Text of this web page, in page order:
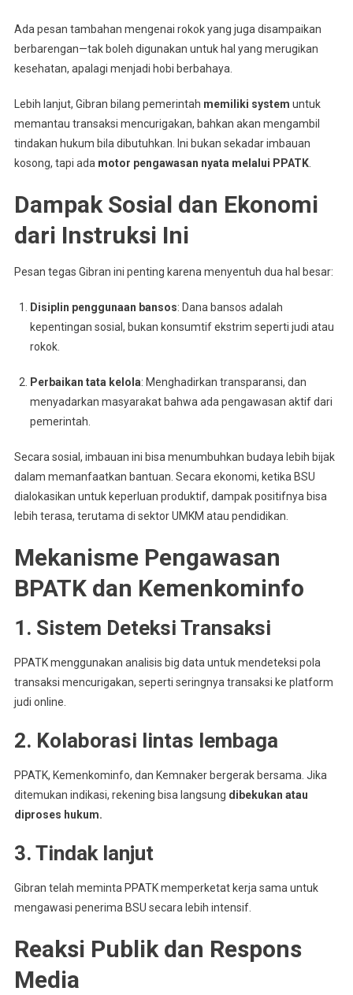
Ada pesan tambahan mengenai rokok yang juga disampaikan
berbarengan—tak boleh digunakan untuk hal yang merugikan
kesehatan, apalagi menjadi hobi berbahaya.
Lebih lanjut, Gibran bilang pemerintah memiliki system untuk
memantau transaksi mencurigakan, bahkan akan mengambil
tindakan hukum bila dibutuhkan
Ini bukan sekadar imbauan
kosong, tapi ada motor pengawasan nyata melalui PPATK.
Dampak Sosial dan Ekonomi
dari Instruksi Ini
Pesan tegas Gibran ini penting karena menyentuh dua hal besar:
Disiplin penggunaan bansos: Dana bansos adalah
kepentingan sosial, bukan konsumtif ekstrim seperti judi atau
rokok.
Perbaikan tata kelola: Menghadirkan transparansi, dan
menyadarkan masyarakat bahwa ada pengawasan aktif dari
pemerintah.
Secara sosial, imbauan ini bisa menumbuhkan budaya lebih bijak
dalam memanfaatkan bantuan. Secara ekonomi, ketika BSU
dialokasikan untuk keperluan produktif, dampak positifnya bisa
lebih terasa, terutama di sektor UMKM atau pendidikan.
Mekanisme Pengawasan
BPATK dan Kemenkominfo
1. Sistem Deteksi Transaksi
PPATK menggunakan analisis big data untuk mendeteksi pola
transaksi mencurigakan, seperti seringnya transaksi ke platform
judi online.
2. Kolaborasi lintas lembaga
PPATK, Kemenkominfo, dan Kemnaker bergerak bersama. Jika
ditemukan indikasi, rekening bisa langsung dibekukan atau
diproses hukum.
3. Tindak lanjut
Gibran telah meminta PPATK memperketat kerja sama untuk
mengawasi penerima BSU secara lebih intensif.
Reaksi Publik dan Respons
Media